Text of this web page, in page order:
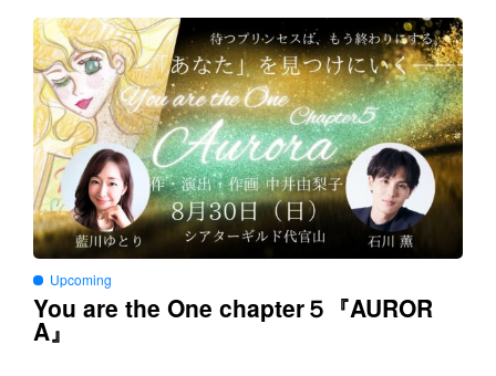
Upcoming
You are the One chapter５ 『AUROR
A』